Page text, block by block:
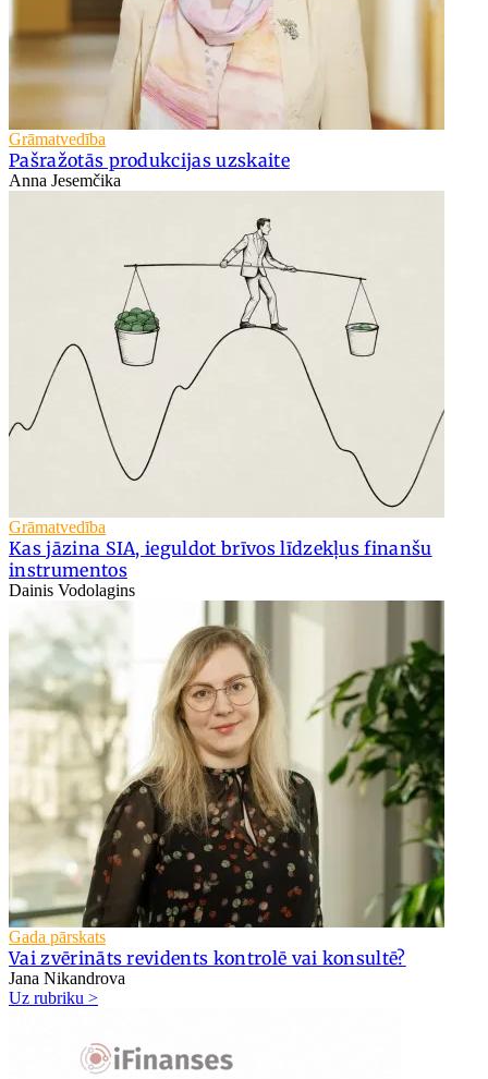
Grāmatvedība
Pašražotās produkcijas uzskaite
Anna Jesemčika
Grāmatvedība
Kas jāzina SIA, ieguldot brīvos līdzekļus finanšu
instrumentos
Dainis Vodolagins
Gada pārskats
Vai zvērināts revidents kontrolē vai konsultē?
Jana Nikandrova
Uz rubriku >